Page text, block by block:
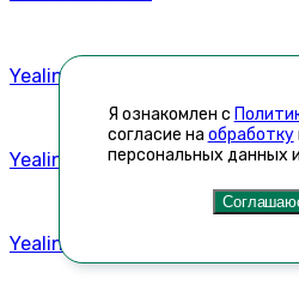
Yealink RCH80
Yealink SIP-T30P
Yealink W74H
Я ознакомлен с
согласие на обработку
персональных данных